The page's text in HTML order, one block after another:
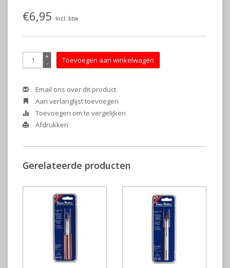
€6,95 Incl. btw
+
- Toevoegen aan winkelwagen
Email ons over dit product
Aan verlanglijst toevoegen
Toevoegen om te vergelijken
Afdrukken
Gerelateerde producten